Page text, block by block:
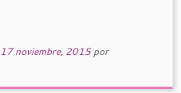
17 noviembre, 2015 por